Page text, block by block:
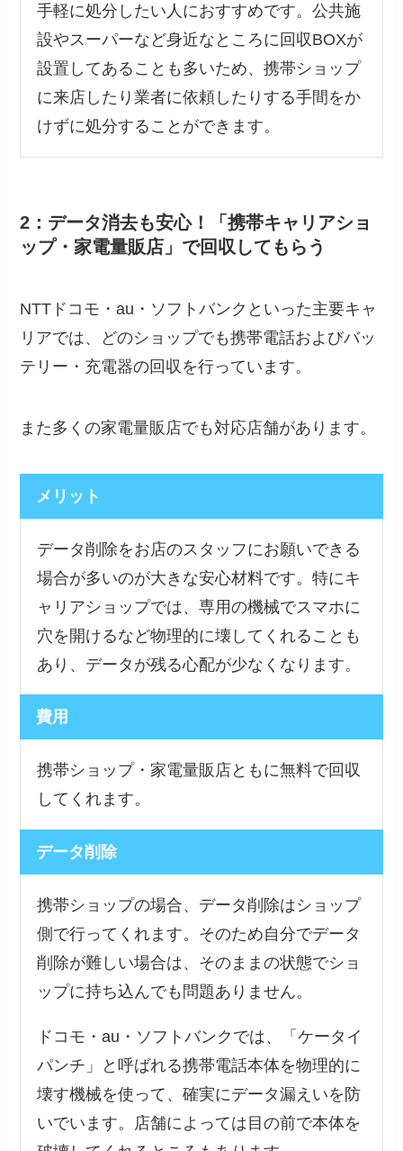
手軽に処分したい人におすすめです。公共施
設やスーパーなど身近なところに回収BOXが
設置してあることも多いため、携帯ショップ
に来店したり業者に依頼したりする手間をか
けずに処分することができます。
2：データ消去も安心！「携帯キャリアショ
ップ・家電量販店」で回収してもらう
NTTドコモ・au・ソフトバンクといった主要キャ
リアでは、どのショップでも携帯電話およびバッ
テリー・充電器の回収を行っています。
また多くの家電量販店でも対応店舗があります。
メリット
データ削除をお店のスタッフにお願いできる
場合が多いのが大きな安心材料です。特にキ
ャリアショップでは、専用の機械でスマホに
穴を開けるなど物理的に壊してくれることも
あり、データが残る心配が少なくなります。
費用
携帯ショップ・家電量販店ともに無料で回収
してくれます。
データ削除
携帯ショップの場合、データ削除はショップ
側で行ってくれます。そのため自分でデータ
削除が難しい場合は、そのままの状態でショ
ップに持ち込んでも問題ありません。
ドコモ・au・ソフトバンクでは、「ケータイ
パンチ」と呼ばれる携帯電話本体を物理的に
壊す機械を使って、確実にデータ漏えいを防
いでいます。店舗によっては目の前で本体を